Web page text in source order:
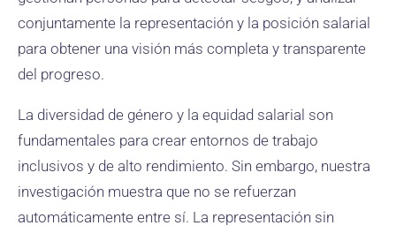
conjuntamente la representación y la posición salarial
para obtener una visión más completa y transparente
del progreso.
La diversidad de género y la equidad salarial son
fundamentales para crear entornos de trabajo
inclusivos y de alto rendimiento. Sin embargo, nuestra
investigación muestra que no se refuerzan
automáticamente entre sí. La representación sin